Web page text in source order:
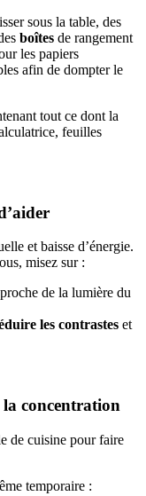
sous la table, des
boîtes de rangement
les papiers
afin de dompter le
tout ce dont la
feuilles
et baisse d’énergie.
misez sur :
de la lumière du
les contrastes et
concentration
de cuisine pour faire
temporaire :